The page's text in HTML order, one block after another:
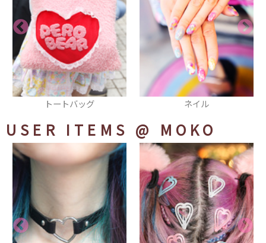
トートバッグ ネイル
USER ITEMS @ MOKO